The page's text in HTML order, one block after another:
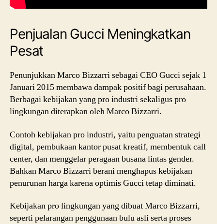
Penjualan Gucci Meningkatkan
Pesat
Penunjukkan Marco Bizzarri sebagai CEO Gucci sejak 1
Januari 2015 membawa dampak positif bagi perusahaan.
Berbagai kebijakan yang pro industri sekaligus pro
lingkungan diterapkan oleh Marco Bizzarri.
Contoh kebijakan pro industri, yaitu penguatan strategi
digital, pembukaan kantor pusat kreatif, membentuk call
center, dan menggelar peragaan busana lintas gender.
Bahkan Marco Bizzarri berani menghapus kebijakan
penurunan harga karena optimis Gucci tetap diminati.
Kebijakan pro lingkungan yang dibuat Marco Bizzarri,
seperti pelarangan penggunaan bulu asli serta proses